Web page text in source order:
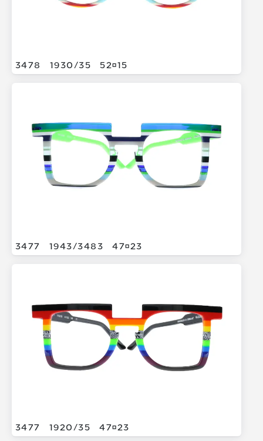
3478 1930/35 5215
3477 1943/3483 4723
3477 1920/35 4723